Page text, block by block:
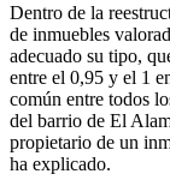
Dentro de la
de inmuebles
adecuado su tipo,
entre el 0,95 y el 1
común entre todos
del barrio de El
propietario de un
ha explicado.